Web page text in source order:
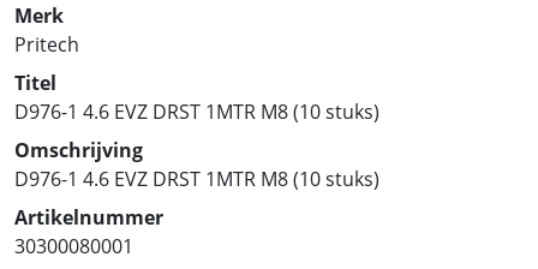
Merk
Pritech
Titel
D976-1 4.6 EVZ DRST 1MTR M8 (10 stuks)
Omschrijving
D976-1 4.6 EVZ DRST 1MTR M8 (10 stuks)
Artikelnummer
30300080001